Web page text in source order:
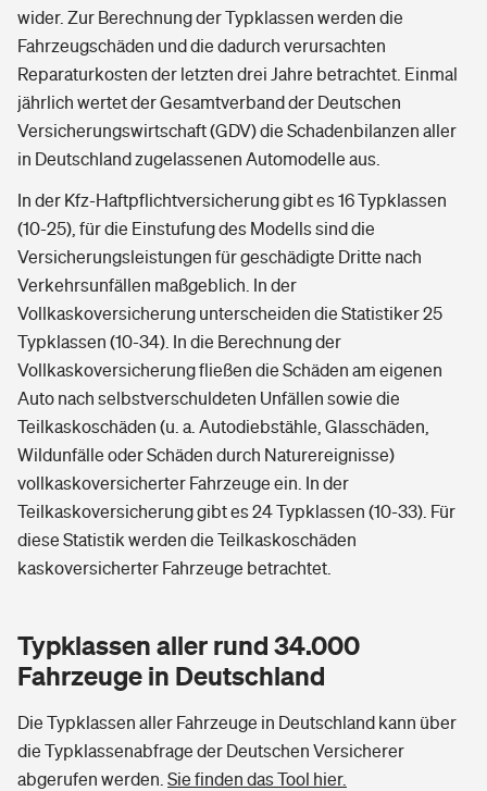
wider. Zur Berechnung der Typklassen werden die
Fahrzeugschäden und die dadurch verursachten
Reparaturkosten der letzten drei Jahre betrachtet. Einmal
jährlich wertet der Gesamtverband der Deutschen
Versicherungswirtschaft (GDV) die Schadenbilanzen aller
in Deutschland zugelassenen Automodelle aus.
In der Kfz-Haftpflichtversicherung gibt es 16 Typklassen
(10-25), für die Einstufung des Modells sind die
Versicherungsleistungen für geschädigte Dritte nach
Verkehrsunfällen maßgeblich. In der
Vollkaskoversicherung unterscheiden die Statistiker 25
Typklassen (10-34). In die Berechnung der
Vollkaskoversicherung fließen die Schäden am eigenen
Auto nach selbstverschuldeten Unfällen sowie die
Teilkaskoschäden (u. a. Autodiebstähle, Glasschäden,
Wildunfälle oder Schäden durch Naturereignisse)
vollkaskoversicherter Fahrzeuge ein. In der
Teilkaskoversicherung gibt es 24 Typklassen (10-33). Für
diese Statistik werden die Teilkaskoschäden
kaskoversicherter Fahrzeuge betrachtet.
Typklassen aller rund 34.000
Fahrzeuge in Deutschland
Die Typklassen aller Fahrzeuge in Deutschland kann über
die Typklassenabfrage der Deutschen Versicherer
abgerufen werden. Sie finden das Tool hier.